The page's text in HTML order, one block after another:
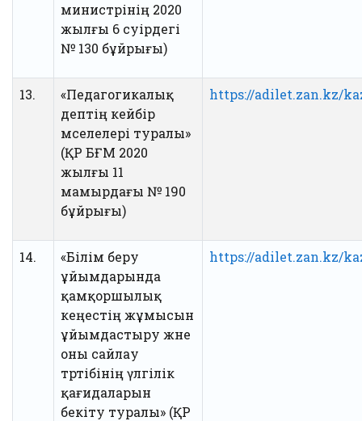
министрінің 2020
жылғы 6 сәуірдегі
№ 130 бұйрығы)
13.
«Педагогикалық
әдептің кейбір
мәселелері туралы»
(ҚР БҒМ 2020
жылғы 11
мамырдағы № 190
бұйрығы)
https://adilet.zan.kz/
14.
«Білім беру
ұйымдарында
қамқоршылық
кеңестің жұмысын
ұйымдастыру және
оны сайлау
тәртібінің үлгілік
қағидаларын
бекіту туралы» (ҚР
https://adilet.zan.kz/